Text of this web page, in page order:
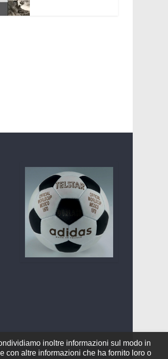
inoltre informazioni sul modo in
con altre informazioni che ha fornito loro o